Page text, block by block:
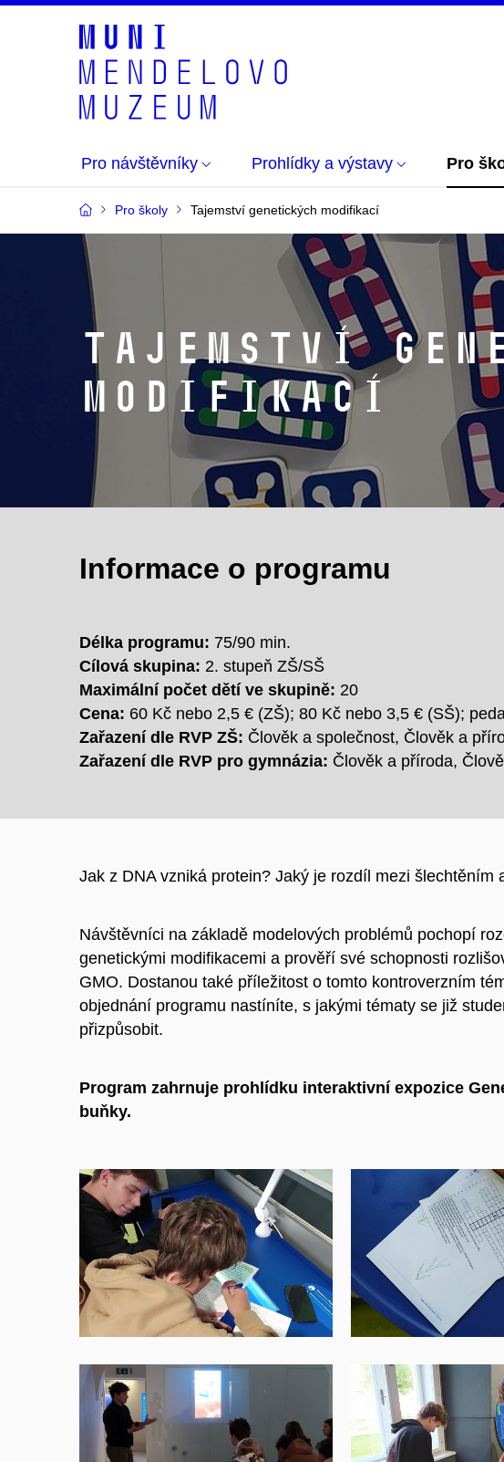
Pro návštěvníky Prohlídky a výstavy Pro
Pro školy Tajemství genetických modifikací
Tajemství
modifikací
Informace o programu
Délka programu: 75/90 min.
Cílová skupina: 2. stupeň ZŠ/SŠ
Maximální počet dětí ve skupině: 20
Cena: 60 Kč nebo 2,5 € (ZŠ); 80 Kč nebo 3,5 € (SŠ);
Zařazení dle RVP ZŠ: Člověk a společnost, Člověk a
Zařazení dle RVP pro gymnázia: Člověk a příroda,
Jak z DNA vzniká protein? Jaký je rozdíl mezi šlechtěním
Návštěvníci na základě modelových problémů pochopí
genetickými modifikacemi a prověří své schopnosti
GMO. Dostanou také příležitost o tomto kontroverzním
objednání programu nastíníte, s jakými tématy se již
přizpůsobit.
Program zahrnuje prohlídku interaktivní expozice
buňky.